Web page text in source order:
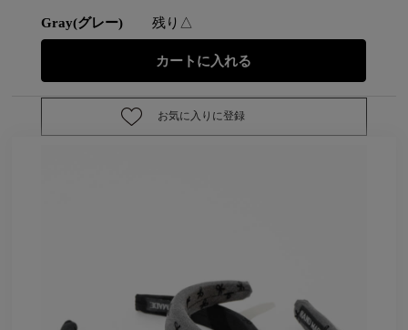
Gray(グレー) 残り△
お気に入りに登録